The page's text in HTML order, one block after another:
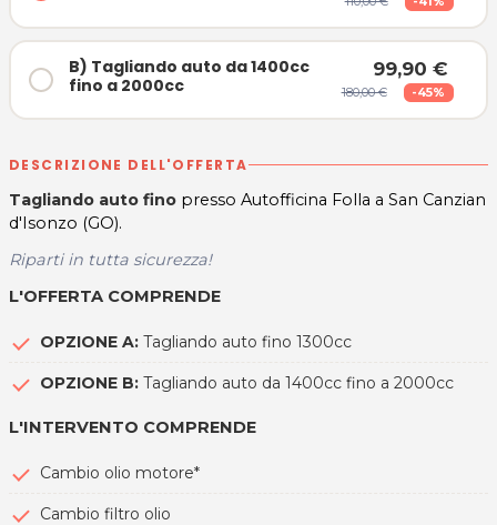
B) Tagliando auto da 1400cc
fino a 2000cc
99,90 €
180,00 € -45%
DESCRIZIONE DELL'OFFERTA
Tagliando auto fino presso Autofficina Folla a San Canzian
d'Isonzo (GO).
Riparti in tutta sicurezza!
L'OFFERTA COMPRENDE
OPZIONE A: Tagliando auto fino 1300cc
OPZIONE B: Tagliando auto da 1400cc fino a 2000cc
L'INTERVENTO COMPRENDE
Cambio olio motore*
Cambio filtro olio